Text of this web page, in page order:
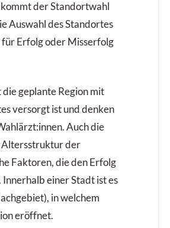
Kopfschmerzen und
progredientem Fieber
zurück.
der Standortwahl
Auswahl des Standortes
Erfolg oder Misserfolg
die geplante Region mit
versorgt ist und denken
Auch die
Altersstruktur der
Faktoren, die den Erfolg
Innerhalb einer Stadt ist es
in welchem
eröffnet.